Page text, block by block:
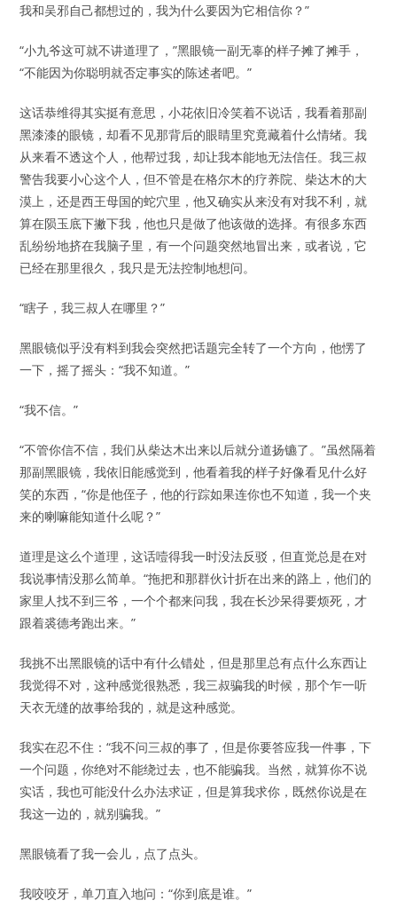
我和吴邪自己都想过的，我为什么要因为它相信你？”
“小九爷这可就不讲道理了，”黑眼镜一副无辜的样子摊了摊手，
“不能因为你聪明就否定事实的陈述者吧。”
这话恭维得其实挺有意思，小花依旧冷笑着不说话，我看着那副
黑漆漆的眼镜，却看不见那背后的眼睛里究竟藏着什么情绪。我
从来看不透这个人，他帮过我，却让我本能地无法信任。我三叔
警告我要小心这个人，但不管是在格尔木的疗养院、柴达木的大
漠上，还是西王母国的蛇穴里，他又确实从来没有对我不利，就
算在陨玉底下撇下我，他也只是做了他该做的选择。有很多东西
乱纷纷地挤在我脑子里，有一个问题突然地冒出来，或者说，它
已经在那里很久，我只是无法控制地想问。
“瞎子，我三叔人在哪里？”
黑眼镜似乎没有料到我会突然把话题完全转了一个方向，他愣了
一下，摇了摇头：“我不知道。”
“我不信。”
“不管你信不信，我们从柴达木出来以后就分道扬镳了。”虽然隔着
那副黑眼镜，我依旧能感觉到，他看着我的样子好像看见什么好
笑的东西，“你是他侄子，他的行踪如果连你也不知道，我一个夹
来的喇嘛能知道什么呢？”
道理是这么个道理，这话噎得我一时没法反驳，但直觉总是在对
我说事情没那么简单。“拖把和那群伙计折在出来的路上，他们的
家里人找不到三爷，一个个都来问我，我在长沙呆得要烦死，才
跟着裘德考跑出来。”
我挑不出黑眼镜的话中有什么错处，但是那里总有点什么东西让
我觉得不对，这种感觉很熟悉，我三叔骗我的时候，那个乍一听
天衣无缝的故事给我的，就是这种感觉。
我实在忍不住：“我不问三叔的事了，但是你要答应我一件事，下
一个问题，你绝对不能绕过去，也不能骗我。当然，就算你不说
实话，我也可能没什么办法求证，但是算我求你，既然你说是在
我这一边的，就别骗我。”
黑眼镜看了我一会儿，点了点头。
我咬咬牙，单刀直入地问：“你到底是谁。”